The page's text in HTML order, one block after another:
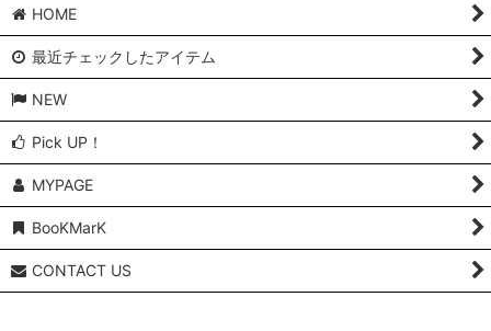
HOME
最近チェックしたアイテム
NEW
Pick UP！
MYPAGE
BooKMarK
CONTACT US